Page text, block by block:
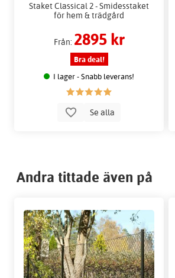
Staket Classical 2 - Smidesstaket
för hem & trädgård
Från: 2895 kr
Bra deal!
I lager - Snabb leverans!
Se alla
Andra tittade även på